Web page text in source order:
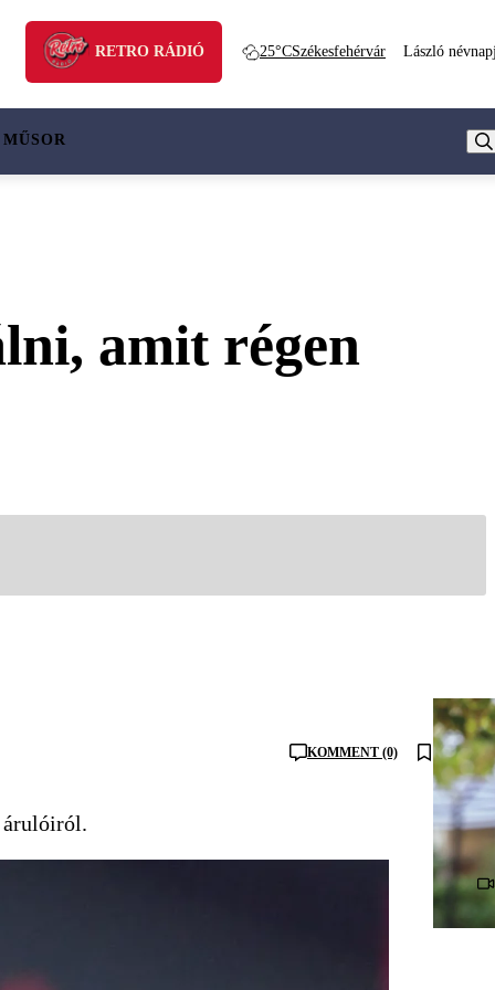
RETRO RÁDIÓ 25°CSzékesfehérvár László
amit régen
KOMMENT (0)
árulóiról.